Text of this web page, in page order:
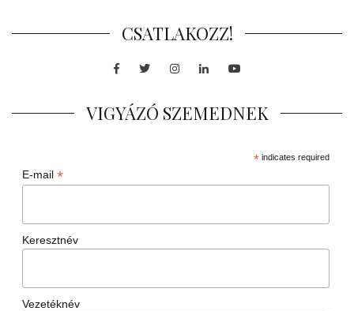
CSATLAKOZZ!
Facebook
TwitterInstagram
LinkedInYoutube
VIGYÁZÓ SZEMEDNEK
*indicates required
E-mail *
Keresztnév
Vezetéknév